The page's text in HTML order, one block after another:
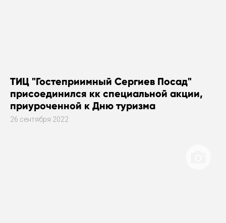
ТИЦ "Гостеприимный Сергиев Посад"
присоединился кк специальной акции,
приуроченной к Дню туризма
26 сентября 2022